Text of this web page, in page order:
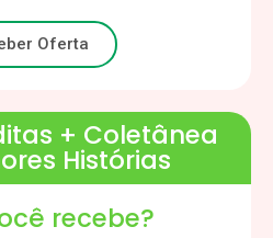
Oferta
+ Coletânea
Histórias
recebe?